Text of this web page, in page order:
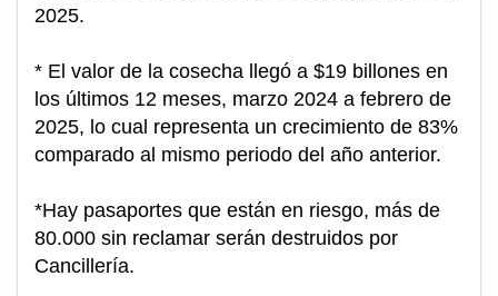
2025.
* El valor de la cosecha llegó a $19 billones en
los últimos 12 meses, marzo 2024 a febrero de
2025, lo cual representa un crecimiento de 83%
comparado al mismo periodo del año anterior.
*Hay pasaportes que están en riesgo, más de
80.000 sin reclamar serán destruidos por
Cancillería.